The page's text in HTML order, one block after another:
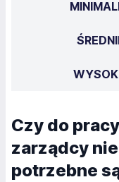
Czy do
zarządcy
potrzebne